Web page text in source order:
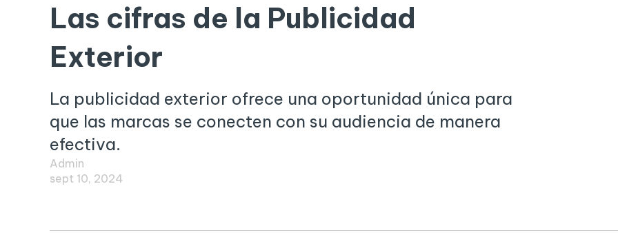
Las cifras de la Publicidad
Exterior
La publicidad exterior ofrece una oportunidad única para
que las marcas se conecten con su audiencia de manera
efectiva.
Admin
sept 10, 2024